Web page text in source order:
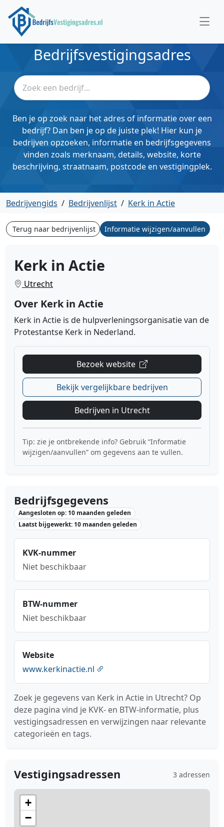
Bedrijfsvestigingsadres
Ben je op zoek naar het adres of informatie over een
bedrijf? Dan ben je op de juiste plek! Hier kun je
bedrijven opzoeken, informatie en bedrijfsgegevens
vinden zoals merknaam, details, website, korte
beschrijving, straatnaam, postcode en vestigingplek.
Bedrijvengids / Bedrijvenlijst / Kerk in Actie
Terug naar bedrijvenlijst Informatie wijzigen/aanvullen
Kerk in Actie
Utrecht
Over Kerk in Actie
Kerk in Actie is de hulpverleningsorganisatie van de
Protestantse Kerk in Nederland.
Bezoek website
Bekijk vergelijkbare bedrijven
Bedrijven in Utrecht
Tip: zie je ontbrekende info? Gebruik “Informatie
wijzigen/aanvullen” om gegevens aan te vullen.
Bedrijfsgegevens
Aangesloten op: 10 maanden geleden
Laatst bijgewerkt: 10 maanden geleden
KVK-nummer
Niet beschikbaar
BTW-nummer
Niet beschikbaar
Website
www.kerkinactie.nl
Zoek je gegevens van Kerk in Actie in Utrecht? Op
deze pagina vind je KVK- en BTW-informatie, plus
vestigingsadressen en verwijzingen naar relevante
categorieën en tags.
Vestigingsadressen 3 adressen
+
−